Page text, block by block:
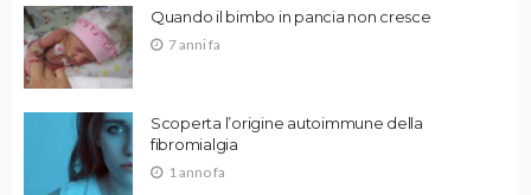
Quando il bimbo in pancia non cresce
7 anni fa
Scoperta l’origine autoimmune della
fibromialgia
1 anno fa